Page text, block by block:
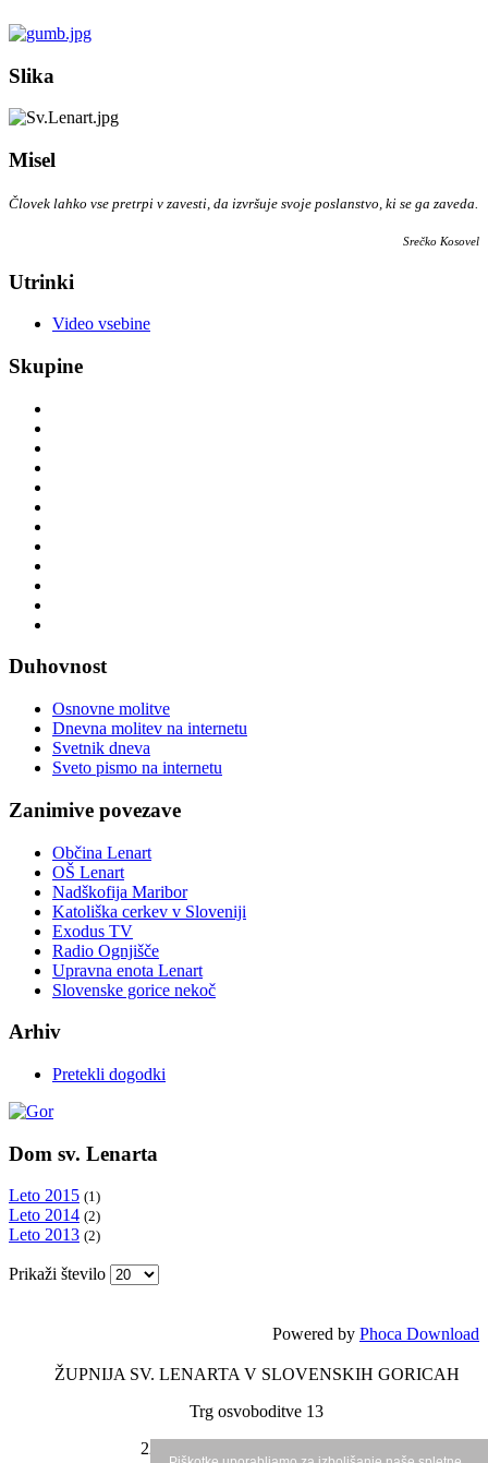
Slika
Misel
Človek lahko vse pretrpi v zavesti, da izvršuje svoje poslanstvo, ki se ga zaveda.
Srečko Kosovel
Utrinki
Video vsebine
Skupine
Duhovnost
Osnovne molitve
Dnevna molitev na internetu
Svetnik dneva
Sveto pismo na internetu
Zanimive povezave
Občina Lenart
OŠ Lenart
Nadškofija Maribor
Katoliška cerkev v Sloveniji
Exodus TV
Radio Ognjišče
Upravna enota Lenart
Slovenske gorice nekoč
Arhiv
Pretekli dogodki
Dom sv. Lenarta
Leto 2015 (1)
Leto 2014 (2)
Leto 2013 (2)
Prikaži število
Powered by Phoca Download
ŽUPNIJA SV. LENARTA V SLOVENSKIH GORICAH
Trg osvoboditve 13
2230 Lenart v Slovenskih goricah